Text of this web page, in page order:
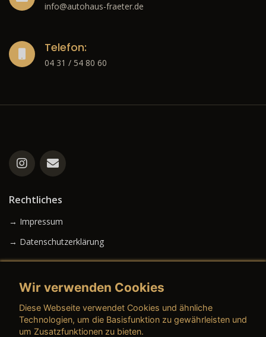
info@autohaus-fraeter.de
Telefon:
04 31 / 54 80 60
Rechtliches
→ Impressum
→ Datenschutzerklärung
→ AGB (Gebrauchtwagen)
Wir verwenden Cookies
Diese Webseite verwendet Cookies und ähnliche
Technologien, um die Basisfunktion zu gewährleisten und
um Zusatzfunktionen zu bieten.